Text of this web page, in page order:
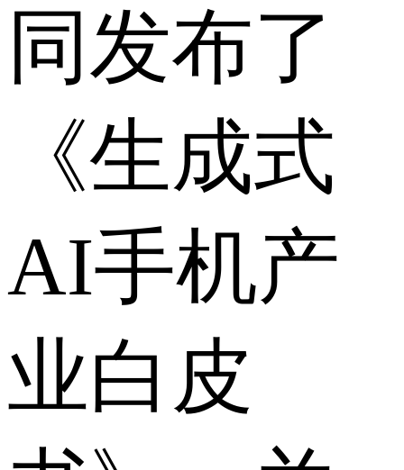
同发布了
《生成式
AI手机产
业白皮